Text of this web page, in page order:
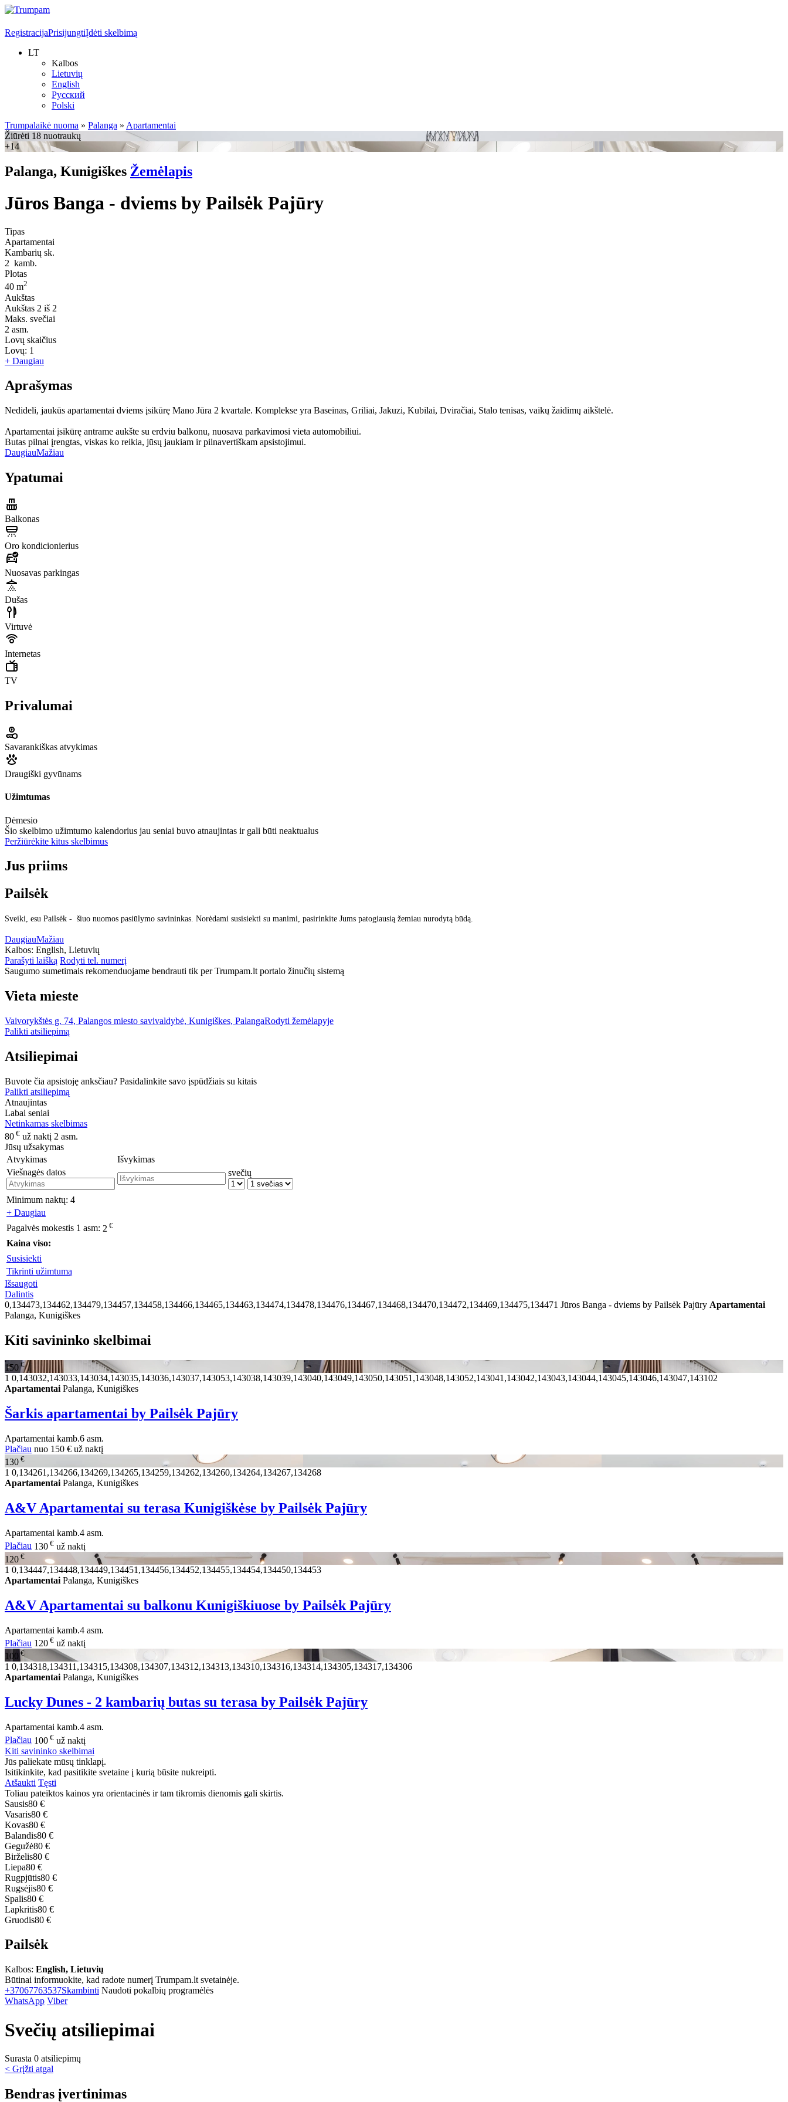
RegistracijaPrisijungtiĮdėti skelbimą
LT
Kalbos
Lietuvių
English
Русский
Polski
Trumpalaikė nuoma » Palanga » Apartamentai
Žiūrėti 18 nuotraukų
+14
Palanga, Kunigiškes Žemėlapis
Jūros Banga - dviems by Pailsėk Pajūry
Tipas
Apartamentai
Kambarių sk.
2 kamb.
Plotas
40 m2
Aukštas
Aukštas 2 iš 2
Maks. svečiai
2 asm.
Lovų skaičius
Lovų: 1
+ Daugiau
Aprašymas
Nedideli, jaukūs apartamentai dviems įsikūrę Mano Jūra 2 kvartale. Komplekse yra Baseinas, Griliai, Jakuzi, Kubilai, Dviračiai, Stalo tenisas, vaikų žaidimų aikštelė.
Apartamentai įsikūrę antrame aukšte su erdviu balkonu, nuosava parkavimosi vieta automobiliui.
Butas pilnai įrengtas, viskas ko reikia, jūsų jaukiam ir pilnavertiškam apsistojimui.
DaugiauMažiau
Ypatumai
Balkonas
Oro kondicionierius
Nuosavas parkingas
Dušas
Virtuvė
Internetas
TV
Privalumai
Savarankiškas atvykimas
Draugiški gyvūnams
Užimtumas
Dėmesio
Šio skelbimo užimtumo kalendorius jau seniai buvo atnaujintas ir gali būti neaktualus
Peržiūrėkite kitus skelbimus
Jus priims
Pailsėk
Sveiki, esu Pailsėk - šiuo nuomos pasiūlymo savininkas. Norėdami susisiekti su manimi, pasirinkite Jums patogiausią žemiau nurodytą būdą.
DaugiauMažiau
Kalbos: English, Lietuvių
Parašyti laišką Rodyti tel. numerį
Saugumo sumetimais rekomenduojame bendrauti tik per Trumpam.lt portalo žinučių sistemą
Vieta mieste
Vaivorykštės g. 74, Palangos miesto savivaldybė, Kunigiškes, PalangaRodyti žemėlapyje
Palikti atsiliepimą
Atsiliepimai
Buvote čia apsistoję anksčiau? Pasidalinkite savo įspūdžiais su kitais
Palikti atsiliepimą
Atnaujintas
Labai seniai
Netinkamas skelbimas
80 € už naktį 2 asm.
Jūsų užsakymas
Atvykimas
Išvykimas
Viešnagės datos
svečių
Minimum naktų: 4
+ Daugiau
Pagalvės mokestis 1 asm: 2 €
Kaina viso:
Susisiekti
Tikrinti užimtumą
Išsaugoti
Dalintis
0,134473,134462,134479,134457,134458,134466,134465,134463,134474,134478,134476,134467,134468,134470,134472,134469,134475,134471 Jūros Banga - dviems by Pailsėk Pajūry Apartamentai
Palanga, Kunigiškes
Kiti savininko skelbimai
150 €
1 0,143032,143033,143034,143035,143036,143037,143053,143038,143039,143040,143049,143050,143051,143048,143052,143041,143042,143043,143044,143045,143046,143047,143102
Apartamentai Palanga, Kunigiškes
Šarkis apartamentai by Pailsėk Pajūry
Apartamentai kamb.6 asm.
Plačiau nuo 150 € už naktį
130 €
1 0,134261,134266,134269,134265,134259,134262,134260,134264,134267,134268
ApartamentaiPalanga, Kunigiškes
A&V Apartamentai su terasa Kunigiškėse by Pailsėk Pajūry
Apartamentai kamb.4 asm.
Plačiau 130 € už naktį
120 €
1 0,134447,134448,134449,134451,134456,134452,134455,134454,134450,134453
Apartamentai Palanga, Kunigiškes
A&V Apartamentai su balkonu Kunigiškiuose by Pailsėk Pajūry
Apartamentai kamb.4 asm.
Plačiau 120 € už naktį
100€
1 0,134318,134311,134315,134308,134307,134312,134313,134310,134316,134314,134305,134317,134306
ApartamentaiPalanga, Kunigiškes
Lucky Dunes - 2 kambarių butas su terasa by Pailsėk Pajūry
Apartamentai kamb.4 asm.
Plačiau 100 € už naktį
Kiti savininko skelbimai
Jūs paliekate mūsų tinklapį.
Isitikinkite, kad pasitikite svetaine į kurią būsite nukreipti.
Atšaukti Tęsti
Toliau pateiktos kainos yra orientacinės ir tam tikromis dienomis gali skirtis.
Sausis80 €
Vasaris80 €
Kovas80 €
Balandis80 €
Gegužė80 €
Birželis80 €
Liepa80 €
Rugpjūtis80 €
Rugsėjis80 €
Spalis80 €
Lapkritis80 €
Gruodis80 €
Pailsėk
Kalbos: English, Lietuvių
Būtinai informuokite, kad radote numerį Trumpam.lt svetainėje.
+37067763537Skambinti Naudoti pokalbių programėlės
WhatsApp Viber
Svečių atsiliepimai
Surasta 0 atsiliepimų
< Grįžti atgal
Bendras įvertinimas